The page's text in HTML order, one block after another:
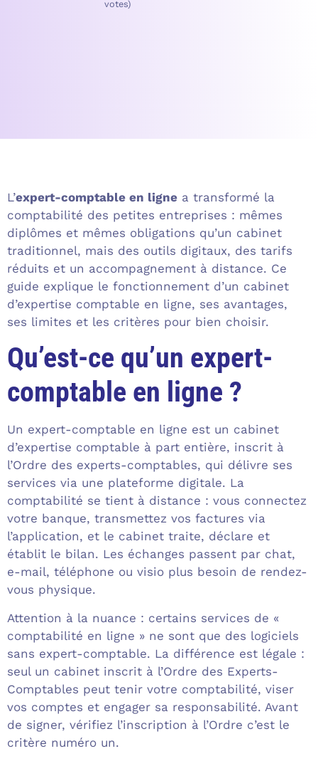
votes)
L’expert-comptable en ligne a transformé la
comptabilité des petites entreprises : mêmes
diplômes et mêmes obligations qu’un cabinet
traditionnel, mais des outils digitaux, des tarifs
réduits et un accompagnement à distance. Ce
guide explique le fonctionnement d’un cabinet
d’expertise comptable en ligne, ses avantages,
ses limites et les critères pour bien choisir.
Qu’est-ce qu’un expert-
comptable en ligne ?
Un expert-comptable en ligne est un cabinet
d’expertise comptable à part entière, inscrit à
l’Ordre des experts-comptables, qui délivre ses
services via une plateforme digitale. La
comptabilité se tient à distance : vous connectez
votre banque, transmettez vos factures via
l’application, et le cabinet traite, déclare et
établit le bilan. Les échanges passent par chat,
e-mail, téléphone ou visio plus besoin de rendez-
vous physique.
Attention à la nuance : certains services de «
comptabilité en ligne » ne sont que des logiciels
sans expert-comptable. La différence est légale :
seul un cabinet inscrit à l’Ordre des Experts-
Comptables peut tenir votre comptabilité, viser
vos comptes et engager sa responsabilité. Avant
de signer, vérifiez l’inscription à l’Ordre c’est le
critère numéro un.